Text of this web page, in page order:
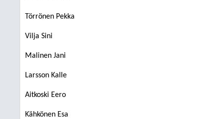
Törrönen Pekka
Vilja Sini
Malinen Jani
Larsson Kalle
Aitkoski Eero
Kähkönen Esa